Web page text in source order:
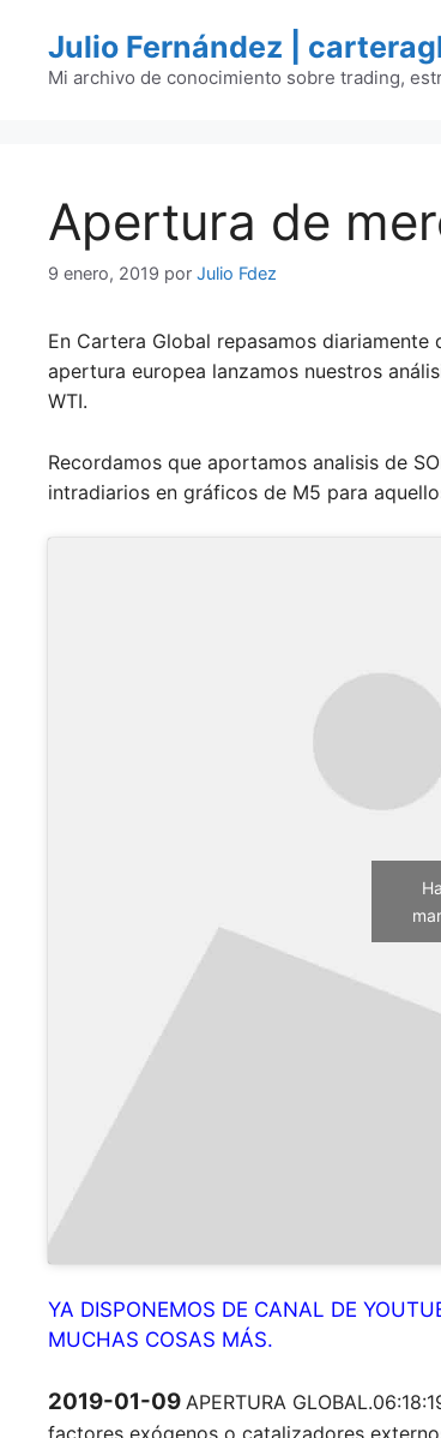
contenido
Julio Fernández |
Mi archivo de conocimiento sobre trading,
Apertura de
9 enero, 2019 por Julio Fdez
En Cartera Global repasamos
apertura europea lanzamos nuestros
WTI.
Recordamos que aportamos analisis de
intradiarios en gráficos de M5 para
YA DISPONEMOS DE CANAL DE
MUCHAS COSAS MÁS.
2019-01-09 APERTURA